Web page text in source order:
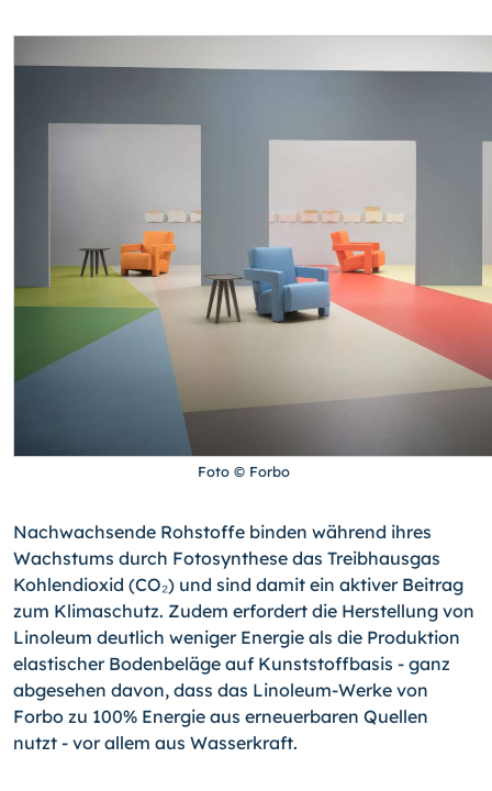
Foto © Forbo
Nachwachsende Rohstoffe binden während ihres
Wachstums durch Fotosynthese das Treibhausgas
Kohlendioxid (CO₂) und sind damit ein aktiver Beitrag
zum Klimaschutz. Zudem erfordert die Herstellung von
Linoleum deutlich weniger Energie als die Produktion
elastischer Bodenbeläge auf Kunststoffbasis - ganz
abgesehen davon, dass das Linoleum-Werke von
Forbo zu 100% Energie aus erneuerbaren Quellen
nutzt - vor allem aus Wasserkraft.